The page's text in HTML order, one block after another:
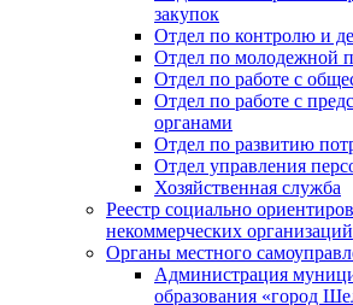
закупок
Отдел по контролю и
Отдел по молодежной
Отдел по работе с
Отдел по работе с
органами
Отдел по развитию
Отдел управления
Хозяйственная служба
Реестр социально
некоммерческих организаций
Органы местного
Администрация
образования «город